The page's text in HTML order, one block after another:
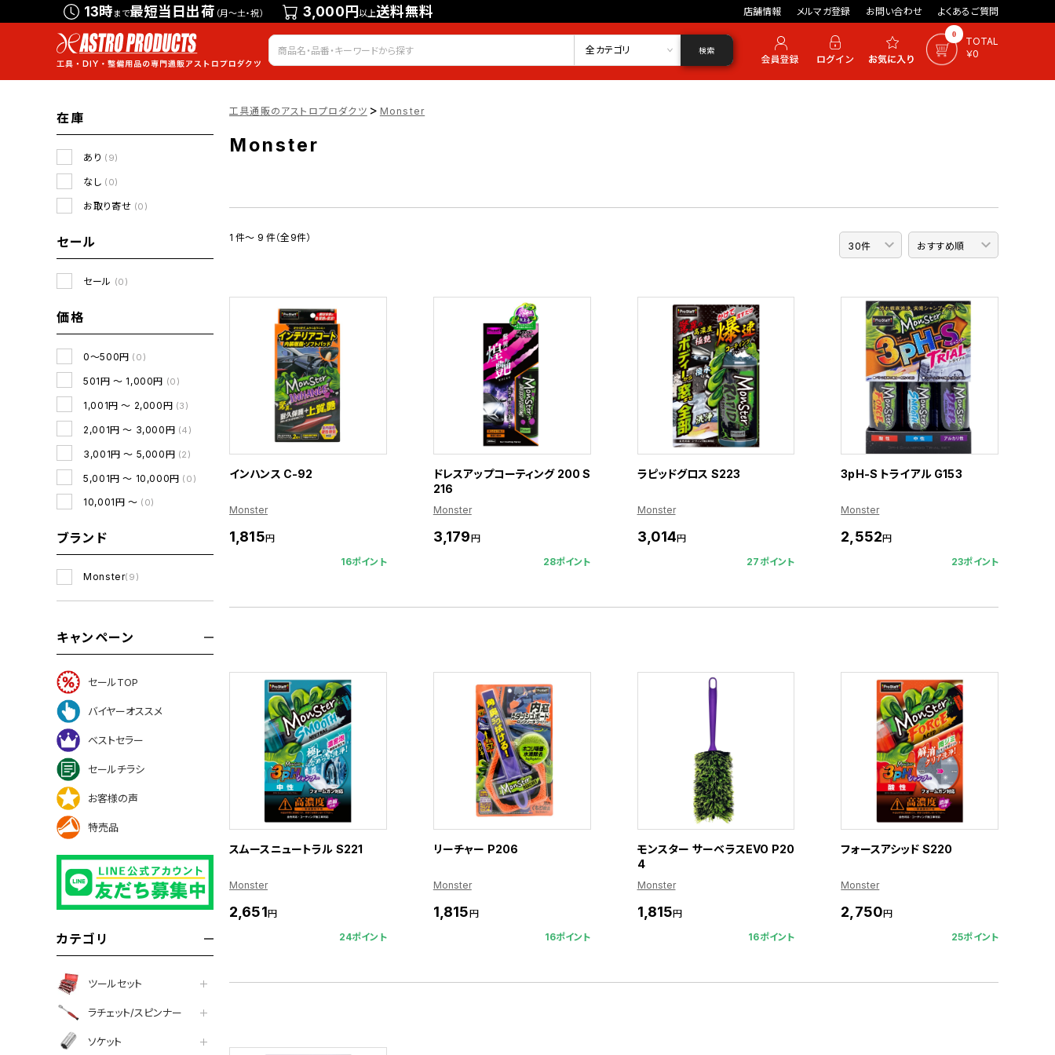
13時まで最短当日出荷 （月～土・祝） 3,000円以上送料無料 店舗情報 メルマガ登録 お問い合わせ よくあるご質問
会員登録 ログイン お気に入り 0
TOTAL
￥0
全カテゴリ 検索
在庫
あり (9)
なし (0)
お取り寄せ (0)
セール
セール (0)
価格
0～500円 (0)
501円 ～ 1,000円 (0)
1,001円 ～ 2,000円 (3)
2,001円 ～ 3,000円 (4)
3,001円 ～ 5,000円 (2)
5,001円 ～ 10,000円 (0)
10,001円 ～ (0)
ブランド
Monster(9)
キャンペーン
セールTOP
バイヤーオススメ
ベストセラー
セールチラシ
お客様の声
特売品
カテゴリ
ツールセット
ラチェット/スピンナー
ソケット
工具通販のアストロプロダクツ > Monster
Monster
1 件～ 9 件（全9件）
インハンス C-92
Monster
1,815円
16ポイント
ドレスアップコーティング 200 S
216
Monster
3,179円
28ポイント
ラピッドグロス S223
Monster
3,014円
27ポイント
3pH-S トライアル G153
Monster
2,552円
23ポイント
スムースニュートラル S221
Monster
2,651円
24ポイント
リーチャー P206
Monster
1,815円
16ポイント
モンスター サーベラスEVO P20
4
Monster
1,815円
16ポイント
フォースアシッド S220
Monster
2,750円
25ポイント